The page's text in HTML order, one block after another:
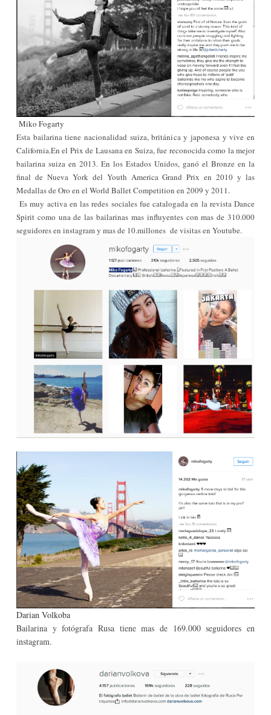
Miko Fogarty
Esta bailarina tiene nacionalidad suiza, británica y japonesa y vive en
California.En el Prix de Lausana en Suiza, fue reconocida como la mejor
bailarina suiza en 2013. En los Estados Unidos, ganó el Bronze en la
final de Nueva York del Youth America Grand Prix en 2010 y las
Medallas de Oro en el World Ballet Competition en 2009 y 2011.
Es muy activa en las redes sociales fue catalogada en la revista Dance
Spirit como una de las bailarinas mas influyentes con mas de 310.000
seguidores en instagram y mas de 10.millones de visitas en Youtube.
Darian Volkoba
Bailarina y fotógrafa Rusa tiene mas de 169.000 seguidores en
instagram.